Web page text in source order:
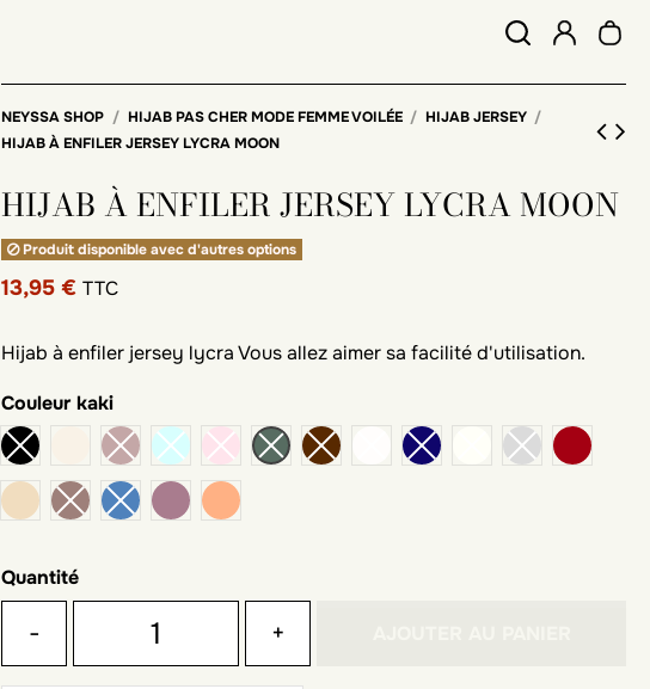
NEYSSA SHOP HIJAB PAS CHER MODE FEMME VOILÉE
HIJAB JERSEY
HIJAB À ENFILER JERSEY LYCRA MOON
HIJAB À ENFILER JERSEY LYCRA MOON
Produit disponible avec d'autres options
13,95 €TTC
Hijab à enfiler jersey lycra Vous allez aimer sa facilité d'utilisation.
Couleurkaki
beige
rouge
praline lilas miel
Quantité
- +